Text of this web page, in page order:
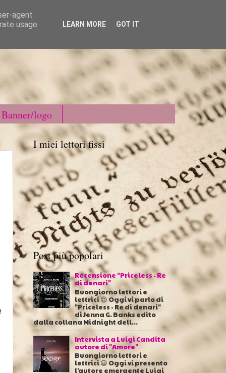
Banner/logo
I miei lettori fissi
Post più popolari
Recensione "Priceless - Re
di denari"
Buongiorno lettori e
lettrici 😉 Oggi vi parlo di
"Priceless - Re di denari"
di Jenna G. Banks edito
dalla collana Midnight dell...
Intervista a Luigi Candita
autore di "Amore"
Buongiorno lettori e
lettrici 😃 Oggi vi presento
l'autore emergente Luigi
agent
usage
LEARN MORE GOT IT